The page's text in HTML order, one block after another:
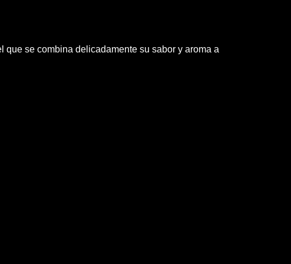
se combina delicadamente su sabor y aroma a